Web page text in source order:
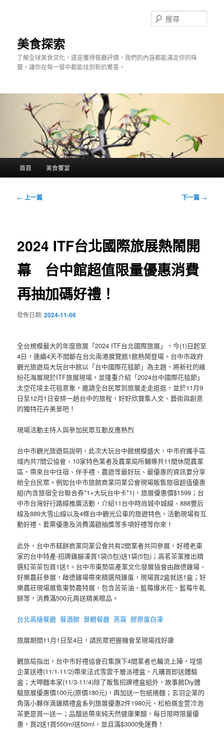
美食探索
了解全球美食文化，還是獲得餐廳評價，我們的內容都能滿足你的味
蕾，讓你在每一餐中都能找到新的驚喜。
尋
首頁 美食饗宴
文
← 上一篇 下一篇 →
2024 ITF台北國際旅展熱鬧開
幕 台中館超值限量優惠消費
再抽加碼好禮！
發佈日期:2024-11-06
全台規模最大的年度旅展「2024 ITF台北國際旅展」，今(1)日起至
4日，連續4天不間斷在台北南港展覽館1館熱鬧登場。台中市政府
觀光旅遊局大玩台中館以「台中國際花毯節」為主題，將新社的繽
紛花海展現於ITF旅展現場，並隆重介紹「2024台中國際花毯節」
太空花境主花毯意象，邀請全台民眾到旅展走走逛逛，並於11月9
日至12月1日安排一趟台中的旅程，好好欣賞集人文、藝術與創意
的獨特花卉美景吧！
現場活動主持人與參加民眾互動反應熱烈
台中市觀光旅遊局說明，此次大玩台中館規模盛大，中市府攜手區
域內共7間公協會、10家特色業者及農業局所輔導共11間休閒農業
區，帶來台中住宿、伴手禮、農遊等最好玩、最優惠的資訊要分享
給全台民眾。例如台中市旅館商業同業公會現場販售旅宿超值優惠
組(內含旅宿全台聯合券*1+大玩台中卡*1)，旅展優惠價$1599；台
中市台灣好行路線推廣活動，介紹11台中時尚城中城線、888豐后
線及889大雪山線以及4條台中觀光公車的旅遊特色，活動現場有互
動好禮、套票優惠及消費滿額抽獎等多項好禮等你來！
此外，台中市糕餅商業同業公會共有2間業者共同參展，好禮老東
家的台中特產-招牌雞腳凍買1袋(5包)送1袋(5包)；高茗茶業推出精
選紅茶茶包買1送1。台中市東勢區產業文化發展協會由啟德雞場、
好樂農莊參展，啟德雞場帶來精選飛雞蛋，現場買2盒就送1盒；好
樂農莊現場展售東勢農特展，包含苦茶油、藍莓爆米花、藍莓牛軋
餅等，消費滿500元再送精美贈品。
台北高級餐廳 餐酒館 景觀餐廳 燕窩 膠原蛋白凍
旅展期間11月1日至4日，請民眾把握機會至現場找好康
觀旅局指出，台中市好禮協會召集旗下4間業者也輪流上陣，埕憶
企業送禮(11/1-11/2)帶來法式雪雲千層派禮盒，凡購買即送體驗
盒；大呷麵本家(11/3-11/4)除了販售招牌禮盒組外，故事館Diy體
驗旅展優惠價100元(原價180元)，再加送一包紙捲麵；玄羽企業的
角落小夥伴滴雞精禮盒系列旅展優惠2件1980元、松柏嶺金萱冷泡
茶更是買一送一；品醋迷帶來純天然健康果醋，每日限時限量優
惠，買2送1買550ml送50ml，並且滿$3000免運費！